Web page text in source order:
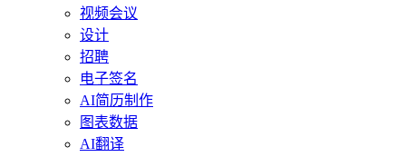
视频会议
设计
招聘
电子签名
AI简历制作
图表数据
AI翻译